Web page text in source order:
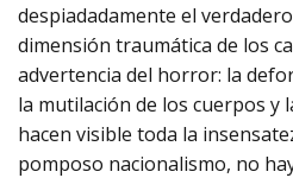
despiadadamente el
dimensión traumática de los
advertencia del horror: la
la mutilación de los cuerpos y
hacen visible toda la
pomposo nacionalismo, no